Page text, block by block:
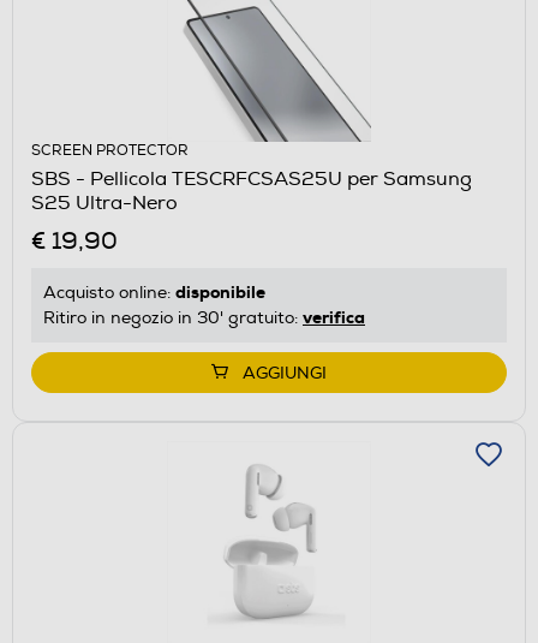
SCREEN PROTECTOR
SBS - Pellicola TESCRFCSAS25U per Samsung
S25 Ultra-Nero
€ 19,90
Acquisto online: disponibile
Ritiro in negozio in 30' gratuito: verifica
AGGIUNGI